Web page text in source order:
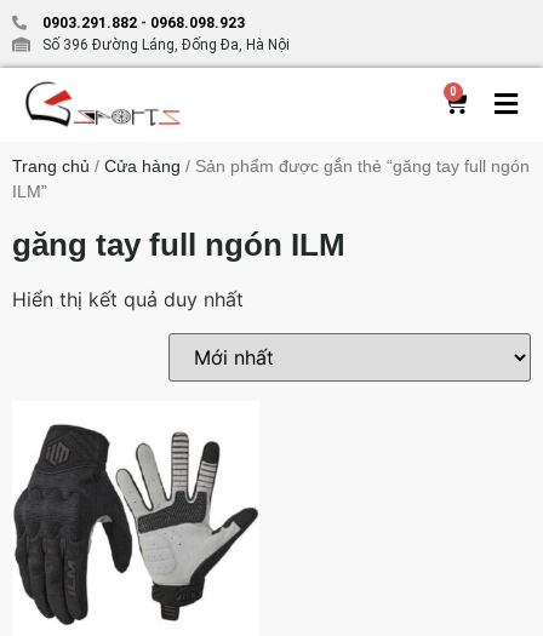
0903.291.882 - 0968.098.923
Số 396 Đường Láng, Đống Đa, Hà Nội
0
Trang chủ / Cửa hàng / Sản phẩm được gắn thẻ “găng tay full ngón
ILM”
găng tay full ngón ILM
Hiển thị kết quả duy nhất